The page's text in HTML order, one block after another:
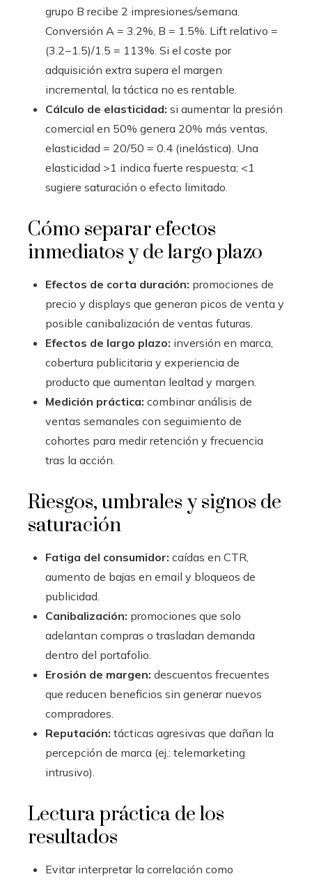
grupo B recibe 2 impresiones/semana.
Conversión A = 3.2%, B = 1.5%. Lift relativo =
(3.2−1.5)/1.5 = 113%. Si el coste por
adquisición extra supera el margen
incremental, la táctica no es rentable.
Cálculo de elasticidad: si aumentar la presión
comercial en 50% genera 20% más ventas,
elasticidad = 20/50 = 0.4 (inelástica). Una
elasticidad >1 indica fuerte respuesta; <1
sugiere saturación o efecto limitado.
Cómo separar efectos
inmediatos y de largo plazo
Efectos de corta duración: promociones de
precio y displays que generan picos de venta y
posible canibalización de ventas futuras.
Efectos de largo plazo: inversión en marca,
cobertura publicitaria y experiencia de
producto que aumentan lealtad y margen.
Medición práctica: combinar análisis de
ventas semanales con seguimiento de
cohortes para medir retención y frecuencia
tras la acción.
Riesgos, umbrales y signos de
saturación
Fatiga del consumidor: caídas en CTR,
aumento de bajas en email y bloqueos de
publicidad.
Canibalización: promociones que solo
adelantan compras o trasladan demanda
dentro del portafolio.
Erosión de margen: descuentos frecuentes
que reducen beneficios sin generar nuevos
compradores.
Reputación: tácticas agresivas que dañan la
percepción de marca (ej.: telemarketing
intrusivo).
Lectura práctica de los
resultados
Evitar interpretar la correlación como